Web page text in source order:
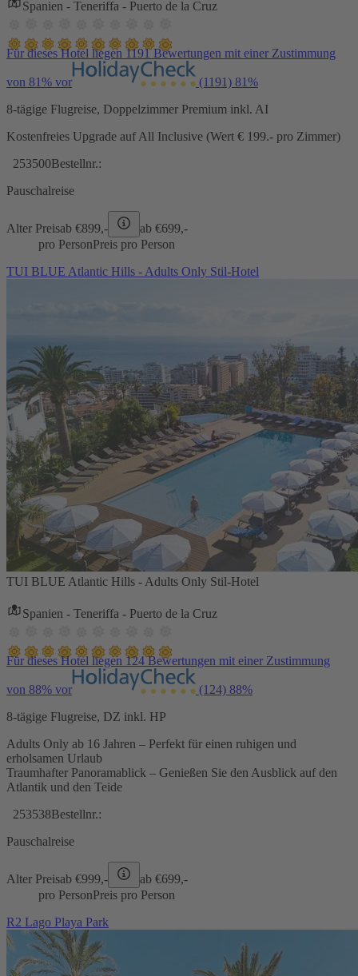
Spanien - Teneriffa - Puerto de la Cruz
Für dieses Hotel liegen 1191 Bewertungen mit einer Zustimmung
von 81% vor (1191) 81%
8-tägige Flugreise, Doppelzimmer Premium inkl. AI
Kostenfreies Upgrade auf All Inclusive (Wert € 199.- pro Zimmer)
253500Bestellnr.:
Pauschalreise
Alter Preisab €899,- ab €699,-
pro PersonPreis pro Person
TUI BLUE Atlantic Hills - Adults Only Stil-Hotel
TUI BLUE Atlantic Hills - Adults Only Stil-Hotel
Spanien - Teneriffa - Puerto de la Cruz
Für dieses Hotel liegen 124 Bewertungen mit einer Zustimmung
von 88% vor (124) 88%
8-tägige Flugreise, DZ inkl. HP
Adults Only ab 16 Jahren – Perfekt für einen ruhigen und
erholsamen Urlaub
Traumhafter Panoramablick – Genießen Sie den Ausblick auf den
Atlantik und den Teide
253538Bestellnr.:
Pauschalreise
Alter Preisab €999,- ab €699,-
pro PersonPreis pro Person
R2 Lago Playa Park